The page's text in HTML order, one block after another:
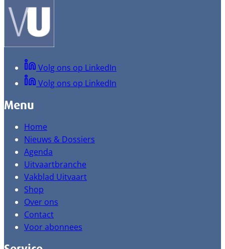
Volg ons op LinkedIn
Volg ons op LinkedIn
Menu
Home
Nieuws & Dossiers
Agenda
Uitvaartbranche
Vakblad Uitvaart
Shop
Over ons
Contact
Voor abonnees